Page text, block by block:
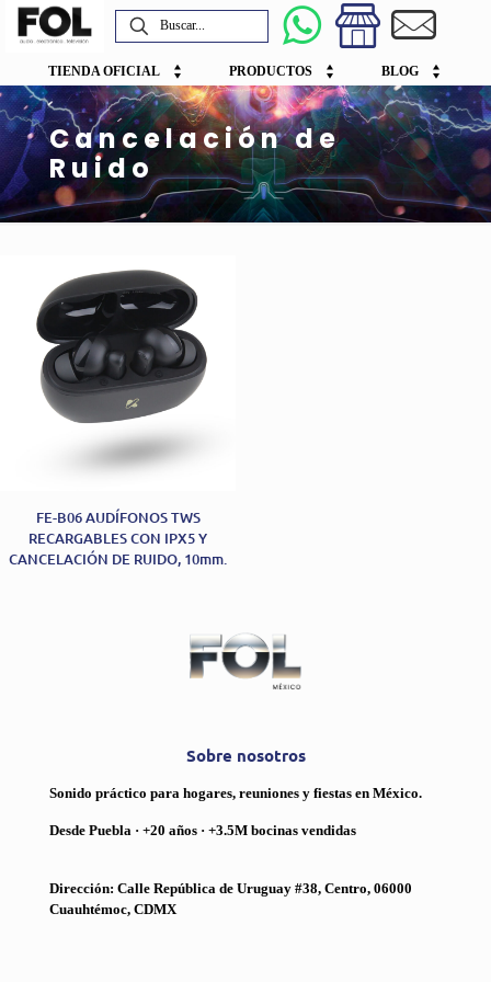
TIENDA OFICIAL PRODUCTOS BLOG
Cancelación de
Ruido
FE-B06 AUDÍFONOS TWS
RECARGABLES CON IPX5 Y
CANCELACIÓN DE RUIDO, 10mm.
Sobre nosotros
Sonido práctico para hogares, reuniones y fiestas en México.
Desde Puebla · +20 años · +3.5M bocinas vendidas
Dirección: Calle República de Uruguay #38, Centro, 06000
Cuauhtémoc, CDMX